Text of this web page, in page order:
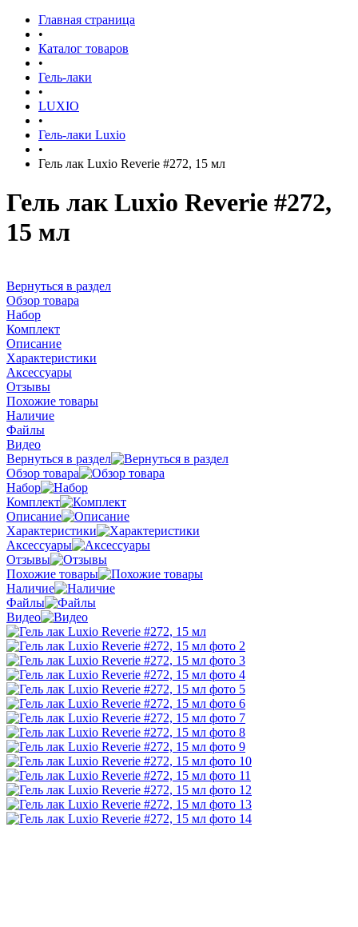
Главная страница
•
Каталог товаров
•
Гель-лаки
•
LUXIO
•
Гель-лаки Luxio
•
Гель лак Luxio Reverie #272, 15 мл
Гель лак Luxio Reverie #272,
15 мл
Вернуться в раздел
Обзор товара
Набор
Комплект
Описание
Характеристики
Аксессуары
Отзывы
Похожие товары
Наличие
Файлы
Видео
Вернуться в раздел
Обзор товара
Набор
Комплект
Описание
Характеристики
Аксессуары
Отзывы
Похожие товары
Наличие
Файлы
Видео